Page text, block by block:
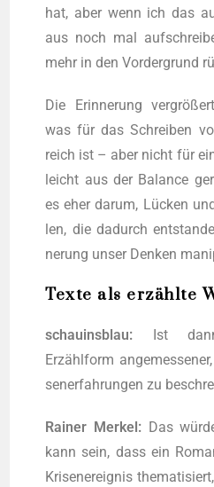
hat, aber wenn ich das
aus noch mal
mehr in den Vor­der­grund
Die Erin­ne­rung
was für das Schrei­ben
reich ist – aber nicht für
leicht aus der Balan­ce
es eher dar­um, Lücken
len, die dadurch
ne­rung unser Den­ken
Texte als erzählte
schau­ins­blau:
Ist
Erzählform
sen­er­fah­run­gen zu
Rai­ner Mer­kel: Das
kann sein, dass ein
Kri­sen­er­eig­nis